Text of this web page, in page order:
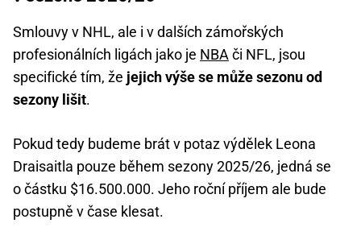
Smlouvy v NHL, ale i v dalších zámořských
profesionálních ligách jako je NBA či NFL, jsou
specifické tím, že jejich výše se může sezonu od
sezony lišit.
Pokud tedy budeme brát v potaz výdělek Leona
Draisaitla pouze během sezony 2025/26, jedná se
o částku $16.500.000. Jeho roční příjem ale bude
postupně v čase klesat.